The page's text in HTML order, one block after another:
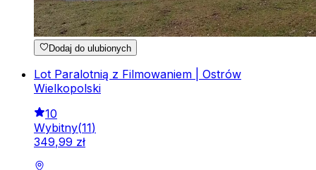
Dodaj do ulubionych
Lot Paralotnią z Filmowaniem | Ostrów
Wielkopolski
10
Wybitny(11)
349,99 zł